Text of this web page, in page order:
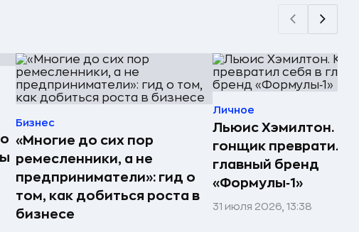
Бизнес
«Многие до сих пор
ремесленники, а не
предприниматели»: гид о
том, как добиться роста в
бизнесе
Личное
Льюис Хэмилтон.
гонщик превратил
главный бренд
«Формулы‑1»
31 июля 2026, 13:38